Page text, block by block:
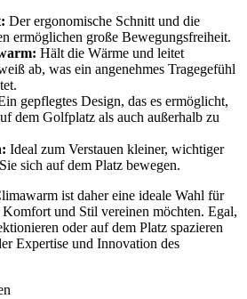
Der ergonomische Schnitt und die
ermöglichen große Bewegungsfreiheit.
Hält die Wärme und leitet
ab, was ein angenehmes Tragegefühl
gepflegtes Design, das es ermöglicht,
dem Golfplatz als auch außerhalb zu
Ideal zum Verstauen kleiner, wichtiger
sich auf dem Platz bewegen.
ist daher eine ideale Wahl für
und Stil vereinen möchten. Egal,
oder auf dem Platz spazieren
Expertise und Innovation des